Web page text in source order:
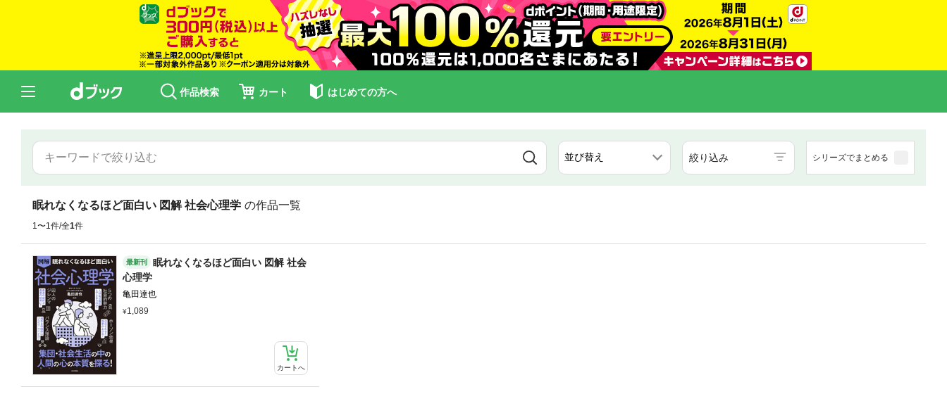
作品検索 カート はじめての方へ
絞り込み シリーズでまとめる
眠れなくなるほど面白い 図解 社会心理学 の作品一覧
1〜1件/全1件
最新刊
眠れなくなるほど面白い 図解 社会
心理学
亀田達也
1,089
カートへ